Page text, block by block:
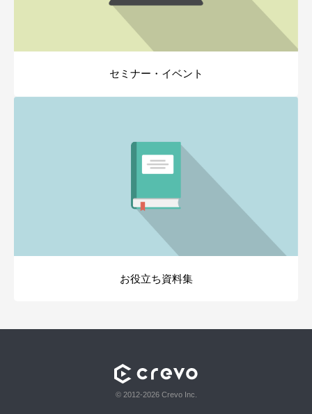
セミナー・イベント
お役立ち資料集
© 2012-2026 Crevo Inc.